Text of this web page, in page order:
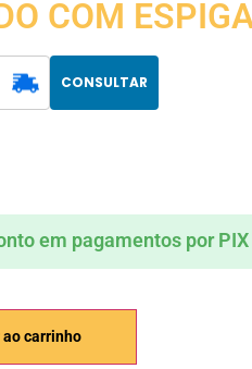
COM
CONSULTAR
em pagamentos por PIX
carrinho